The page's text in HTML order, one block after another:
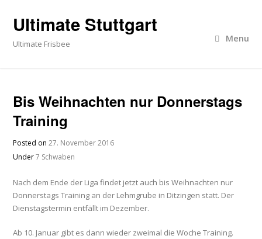
Ultimate Stuttgart
Ultimate Frisbee Menu
Bis Weihnachten nur Donnerstags
Training
Posted on27. November 2016
Under7 Schwaben
Nach dem Ende der Liga findet jetzt auch bis Weihnachten nur
Donnerstags Training an der Lehmgrube in Ditzingen statt. Der
Dienstagstermin entfällt im Dezember.
Ab 10. Januar gibt es dann wieder zweimal die Woche Training.